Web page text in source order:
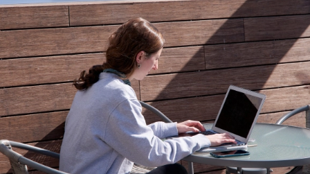
nuestra familia del Somo, saber cómo han pasado […]